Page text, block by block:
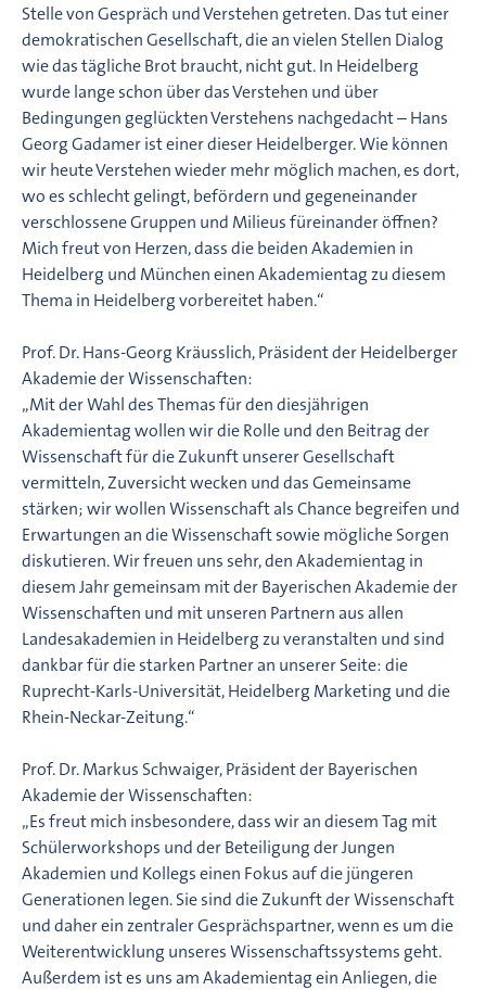
Stelle von Gespräch und Verstehen getreten. Das tut einer
demokratischen Gesellschaft, die an vielen Stellen Dialog
wie das tägliche Brot braucht, nicht gut. In Heidelberg
wurde lange schon über das Verstehen und über
Bedingungen geglückten Verstehens nachgedacht – Hans
Georg Gadamer ist einer dieser Heidelberger. Wie können
wir heute Verstehen wieder mehr möglich machen, es dort,
wo es schlecht gelingt, befördern und gegeneinander
verschlossene Gruppen und Milieus füreinander öffnen?
Mich freut von Herzen, dass die beiden Akademien in
Heidelberg und München einen Akademientag zu diesem
Thema in Heidelberg vorbereitet haben.“
Prof. Dr. Hans-Georg Kräusslich, Präsident der Heidelberger
Akademie der Wissenschaften:
„Mit der Wahl des Themas für den diesjährigen
Akademientag wollen wir die Rolle und den Beitrag der
Wissenschaft für die Zukunft unserer Gesellschaft
vermitteln, Zuversicht wecken und das Gemeinsame
stärken; wir wollen Wissenschaft als Chance begreifen und
Erwartungen an die Wissenschaft sowie mögliche Sorgen
diskutieren. Wir freuen uns sehr, den Akademientag in
diesem Jahr gemeinsam mit der Bayerischen Akademie der
Wissenschaften und mit unseren Partnern aus allen
Landesakademien in Heidelberg zu veranstalten und sind
dankbar für die starken Partner an unserer Seite: die
Ruprecht-Karls-Universität, Heidelberg Marketing und die
Rhein-Neckar-Zeitung.“
Prof. Dr. Markus Schwaiger, Präsident der Bayerischen
Akademie der Wissenschaften:
„Es freut mich insbesondere, dass wir an diesem Tag mit
Schülerworkshops und der Beteiligung der Jungen
Akademien und Kollegs einen Fokus auf die jüngeren
Generationen legen. Sie sind die Zukunft der Wissenschaft
und daher ein zentraler Gesprächspartner, wenn es um die
Weiterentwicklung unseres Wissenschaftssystems geht.
Außerdem ist es uns am Akademientag ein Anliegen, die